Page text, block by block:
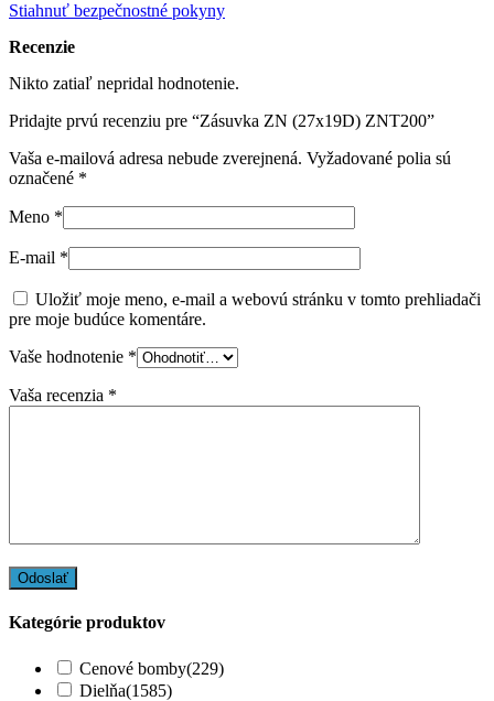
Stiahnuť bezpečnostné pokyny
Recenzie
Nikto zatiaľ nepridal hodnotenie.
Pridajte prvú recenziu pre “Zásuvka ZN (27x19D) ZNT200”
Vaša e-mailová adresa nebude zverejnená. Vyžadované polia sú
označené *
Meno *
E-mail *
Uložiť moje meno, e-mail a webovú stránku v tomto prehliadači
pre moje budúce komentáre.
Vaše hodnotenie *
Vaša recenzia *
Kategórie produktov
Cenové bomby(229)
Dielňa(1585)